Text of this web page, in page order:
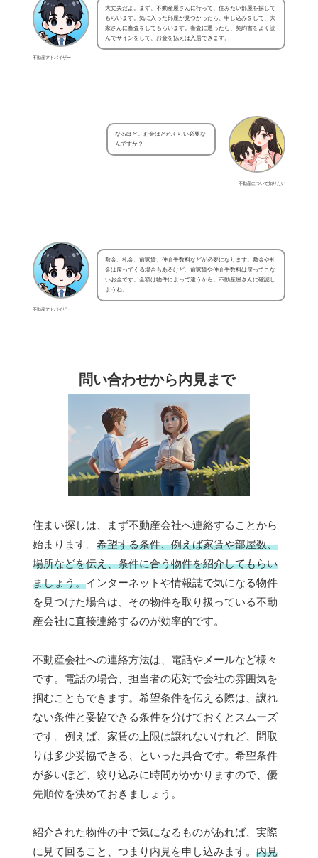
不動産アドバイザー
大丈夫だよ。まず、不動産屋さんに行って、住みたい部屋を探して
もらいます。気に入った部屋が見つかったら、申し込みをして、大
家さんに審査をしてもらいます。審査に通ったら、契約書をよく読
んでサインをして、お金を払えば入居できます。
不動産について知りたい
なるほど。お金はどれくらい必要な
んですか？
不動産アドバイザー
敷金、礼金、前家賃、仲介手数料などが必要になります。敷金や礼
金は戻ってくる場合もあるけど、前家賃や仲介手数料は戻ってこな
いお金です。金額は物件によって違うから、不動産屋さんに確認し
ようね。
問い合わせから内見まで
住まい探しは、まず不動産会社へ連絡することから
始まります。 希望する条件、例えば家賃や部屋数、
場所などを伝え、条件に合う物件を紹介してもらい
ましょう。インターネットや情報誌で気になる物件
を見つけた場合は、その物件を取り扱っている不動
産会社に直接連絡するのが効率的です。
不動産会社への連絡方法は、電話やメールなど様々
です。電話の場合、担当者の応対で会社の雰囲気を
掴むこともできます。希望条件を伝える際は、譲れ
ない条件と妥協できる条件を分けておくとスムーズ
です。例えば、家賃の上限は譲れないけれど、間取
りは多少妥協できる、といった具合です。希望条件
が多いほど、絞り込みに時間がかかりますので、優
先順位を決めておきましょう。
紹介された物件の中で気になるものがあれば、実際
に見て回ること、つまり内見を申し込みます。 内見